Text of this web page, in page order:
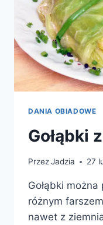
DANIA OBIADOWE
Gołąbki
PrzezJadzia 27
Gołąbki
różnym
nawet z